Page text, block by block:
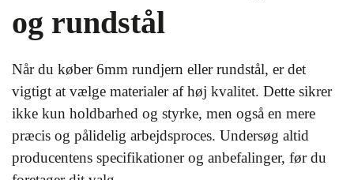
og rundstål
Når du køber 6mm rundjern eller rundstål, er det
vigtigt at vælge materialer af høj kvalitet. Dette sikrer
ikke kun holdbarhed og styrke, men også en mere
præcis og pålidelig arbejdsproces. Undersøg altid
producentens specifikationer og anbefalinger, før du